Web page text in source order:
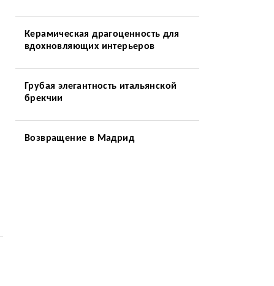
Керамическая драгоценность для
вдохновляющих интерьеров
Грубая элегантность итальянской
брекчии
Возвращение в Мадрид